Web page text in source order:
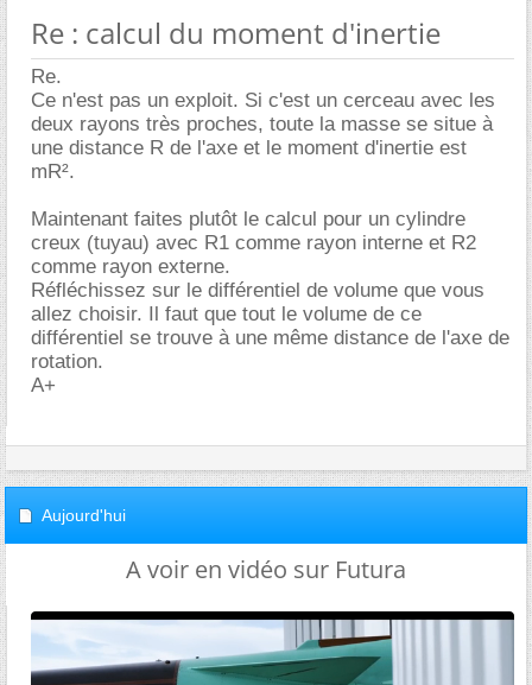
Re : calcul du moment d'inertie
Re.
Ce n'est pas un exploit. Si c'est un cerceau avec les
deux rayons très proches, toute la masse se situe à
une distance R de l'axe et le moment d'inertie est
mR².
Maintenant faites plutôt le calcul pour un cylindre
creux (tuyau) avec R1 comme rayon interne et R2
comme rayon externe.
Réfléchissez sur le différentiel de volume que vous
allez choisir. Il faut que tout le volume de ce
différentiel se trouve à une même distance de l'axe de
rotation.
A+
Aujourd'hui
A voir en vidéo sur Futura